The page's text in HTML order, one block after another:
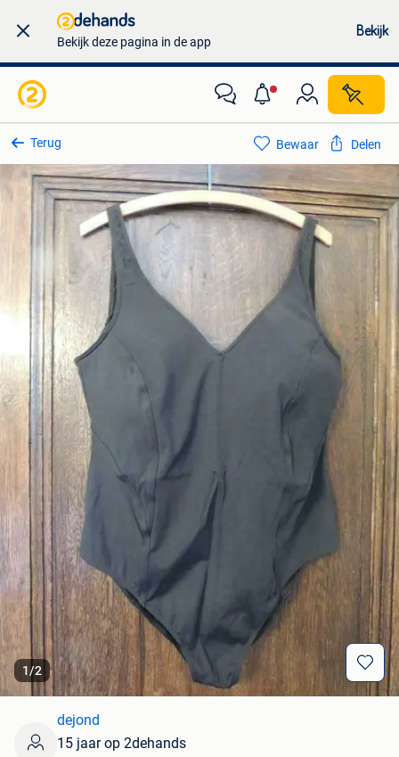
Bekijk deze pagina in de app
Bekijk
Terug
1/2
Bewaar Delen
dejond
15 jaar op 2dehands